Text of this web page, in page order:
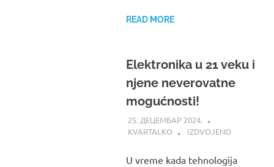
READ MORE
Elektronika u 21 veku i
njene neverovatne
mogućnosti!
25. ДЕЦЕМБАР 2024.
KVARTALKO
IZDVOJENO
U vreme kada tehnologija